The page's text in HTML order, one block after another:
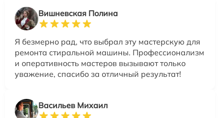
Вишневская Полина
Я безмерно рад, что выбрал эту мастерскую для
ремонта стиральной машины. Профессионализм
и оперативность мастеров вызывают только
уважение, спасибо за отличный результат!
Васильев Михаил